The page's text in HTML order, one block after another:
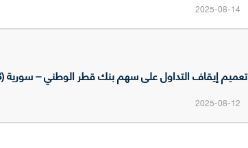
2025-08-14
تعميم إيقاف التداول على سهم بنك قطر الوطني – سورية (QNBS)
2025-08-12